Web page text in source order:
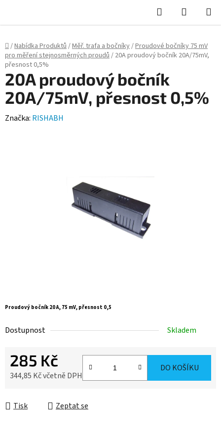
Hledat
KOŠÍK
Domů
/Nabídka Produktů /Měř. trafa a bočníky/Proudové bočníky 75 mV
pro měření stejnosměrných proudů / 20A proudový bočník 20A/75mV,
přesnost 0,5%
Proudový bočník 20 A, 75 mV, přesnost 0,5
Dostupnost Skladem
285 Kč
344,85 Kč včetně DPH
DO KOŠÍKU
Tisk Zeptat se
20A proudový bočník
20A/75mV, přesnost 0,5%
Značka: RISHABH